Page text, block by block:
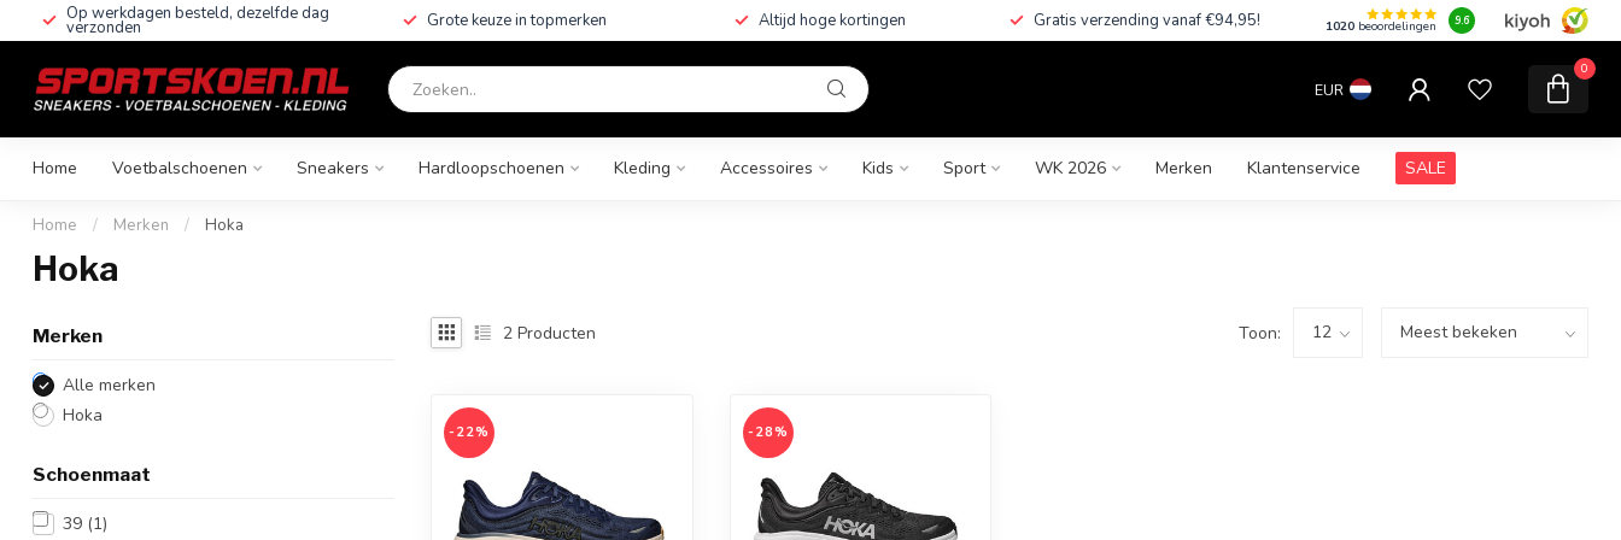
Op werkdagen besteld, dezelfde dag
verzonden Grote keuze in topmerken Altijd hoge kortingen Gratis verzending vanaf €94,95! 1020 beoordelingen 9.6
EUR
0
Home Voetbalschoenen Sneakers Hardloopschoenen Kleding Accessoires Kids Sport WK 2026 Merken Klantenservice SALE
Home / Merken / Hoka
Hoka
Merken
Alle merken
Hoka
Schoenmaat
39 (1)
2 Producten Toon:
-22% -28%